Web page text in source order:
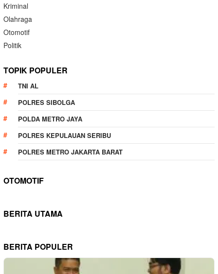
Kriminal
Olahraga
Otomotif
Politik
TOPIK POPULER
TNI AL
POLRES SIBOLGA
POLDA METRO JAYA
POLRES KEPULAUAN SERIBU
POLRES METRO JAKARTA BARAT
OTOMOTIF
BERITA UTAMA
BERITA POPULER